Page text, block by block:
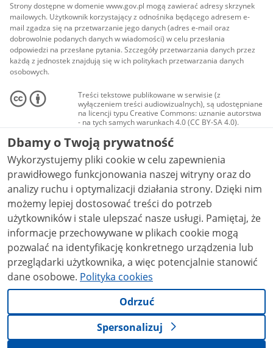
Strony dostępne w domenie www.gov.pl mogą zawierać adresy skrzynek
mailowych. Użytkownik korzystający z odnośnika będącego adresem e-
mail zgadza się na przetwarzanie jego danych (adres e-mail oraz
dobrowolnie podanych danych w wiadomości) w celu przesłania
odpowiedzi na przesłane pytania. Szczegóły przetwarzania danych przez
każdą z jednostek znajdują się w ich politykach przetwarzania danych
osobowych.
Treści tekstowe publikowane w serwisie (z
wyłączeniem treści audiowizualnych), są udostępniane
na licencji typu Creative Commons: uznanie autorstwa
- na tych samych warunkach 4.0 (CC BY-SA 4.0).
Materiały audiowizualne, w tym zdjęcia, materiały
audio i wideo, są udostępniane na licencji typu
Creative Commons: uznanie autorstwa użycie
niekomercyjne - bez utworów zależnych 4.0 (CC BY-
NC-ND 4.0), o ile nie jest to stwierdzone inaczej.
Dbamy o Twoją prywatność
Wykorzystujemy pliki cookie w celu zapewnienia
prawidłowego funkcjonowania naszej witryny oraz do
analizy ruchu i optymalizacji działania strony. Dzięki nim
możemy lepiej dostosować treści do potrzeb
użytkowników i stale ulepszać nasze usługi. Pamiętaj, że
informacje przechowywane w plikach cookie mogą
pozwalać na identyfikację konkretnego urządzenia lub
przeglądarki użytkownika, a więc potencjalnie stanowić
dane osobowe. Polityka cookies
Odrzuć
Spersonalizuj